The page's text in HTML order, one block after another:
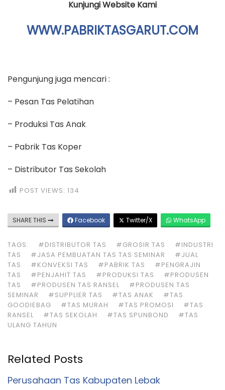
Kunjungi Website Kami
WWW.PABRIKTASGARUT.COM
Pengunjung juga mencari :
– Pesan Tas Pelatihan
– Produksi Tas Anak
– Pabrik Tas Koper
– Distributor Tas Sekolah
POST VIEWS: 134
SHARE THIS Facebook Twitter/X WhatsApp
TAGS: #DISTRIBUTOR TAS #GROSIR TAS
#INDUSTRI
TAS
#JASA PEMBUATAN TAS TAS SEMINAR
#JUAL
TAS
#KONVEKSI TAS #PABRIK TAS
#PENGRAJIN
TAS
#PENJAHIT TAS #PRODUKSI TAS
#PRODUSEN
TAS
#PRODUSEN TAS RANSEL
#PRODUSEN TAS
SEMINAR
#SUPPLIER TAS #TAS ANAK
#TAS
GOODIEBAG
#TAS MURAH #TAS PROMOSI
#TAS
RANSEL
#TAS SEKOLAH #TAS SPUNBOND
#TAS
ULANG TAHUN
Related Posts
Perusahaan Tas Kabupaten Lebak